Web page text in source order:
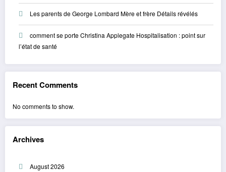
Les parents de George Lombard Mère et frère Détails révélés
comment se porte Christina Applegate Hospitalisation : point sur
l’état de santé
Recent Comments
No comments to show.
Archives
August 2026